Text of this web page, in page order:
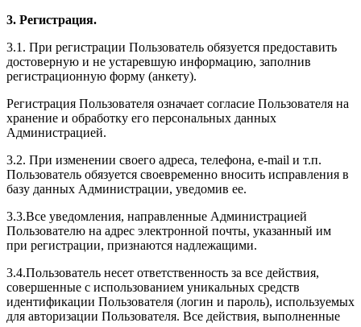
3. Регистрация.
3.1. При регистрации Пользователь обязуется предоставить
достоверную и не устаревшую информацию, заполнив
регистрационную форму (анкету).
Регистрация Пользователя означает согласие Пользователя на
хранение и обработку его персональных данных
Администрацией.
3.2. При изменении своего адреса, телефона, e-mail и т.п.
Пользователь обязуется своевременно вносить исправления в
базу данных Администрации, уведомив ее.
3.3.Все уведомления, направленные Администрацией
Пользователю на адрес электронной почты, указанный им
при регистрации, признаются надлежащими.
3.4.Пользователь несет ответственность за все действия,
совершенные с использованием уникальных средств
идентификации Пользователя (логин и пароль), используемых
для авторизации Пользователя. Все действия, выполненные